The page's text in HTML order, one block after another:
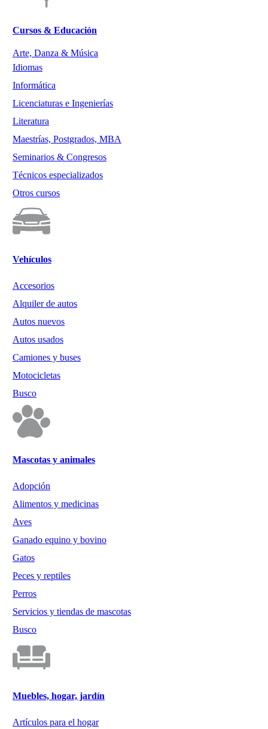
Cursos & Educación
Arte, Danza & Música
Idiomas
Informática
Licenciaturas e Ingenierías
Literatura
Maestrías, Postgrados, MBA
Seminarios & Congresos
Técnicos especializados
Otros cursos
Vehículos
Accesorios
Alquiler de autos
Autos nuevos
Autos usados
Camiones y buses
Motocicletas
Busco
Mascotas y animales
Adopción
Alimentos y medicinas
Aves
Ganado equino y bovino
Gatos
Peces y reptiles
Perros
Servicios y tiendas de mascotas
Busco
Muebles, hogar, jardín
Artículos para el hogar